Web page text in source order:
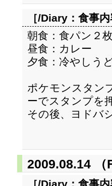
［/Diary： 食事
朝食：食パン２
昼食：カレー
夕食：冷やしう
ポケモンスタン
ーでスタンプを
その後、ヨドバ
2009.08.14 （